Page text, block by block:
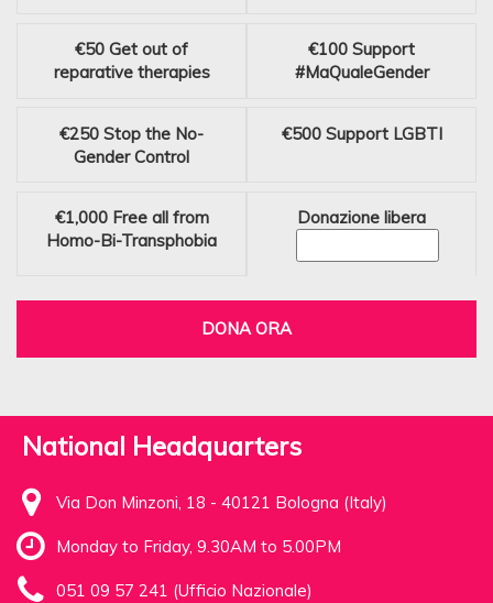
€50 Get out of
reparative therapies
€100 Support
#MaQualeGender
€250 Stop the No-
Gender Control
€500 Support LGBTI
€1,000 Free all from
Homo-Bi-Transphobia
Donazione libera
DONA ORA
National Headquarters
Via Don Minzoni, 18 - 40121 Bologna (Italy)
Monday to Friday, 9.30AM to 5.00PM
051 09 57 241 (Ufficio Nazionale)